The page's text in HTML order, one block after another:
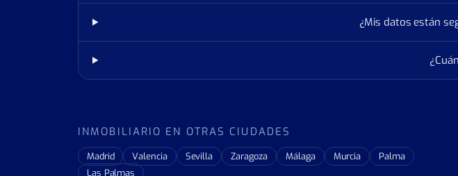
¿Mis datos están
INMOBILIARIO EN OTRAS CIUDADES
Madrid Valencia Sevilla Zaragoza Málaga Murcia
Palma
Las Palmas